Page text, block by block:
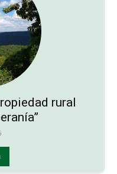
rural